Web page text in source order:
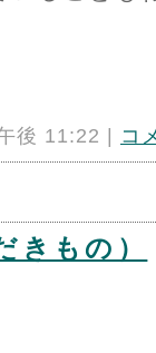
後 11:22 | コ
きもの）